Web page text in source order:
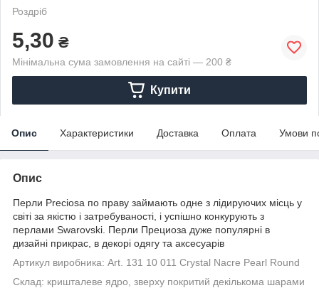
Роздріб
5,30 ₴
Мінімальна сума замовлення на сайті — 200 ₴
Купити
Опис Характеристики Доставка Оплата Умови
Опис
Перли Preciosa по праву займають одне з лідируючих місць у
світі за якістю і затребуваності, і успішно конкурують з
перлами Swarovski. Перли Прециоза дуже популярні в
дизайні прикрас, в декорі одягу та аксесуарів
Артикул виробника: Art. 131 10 011 Crystal Nacre Pearl Round
Склад: кришталеве ядро, зверху покритий декількома шарами